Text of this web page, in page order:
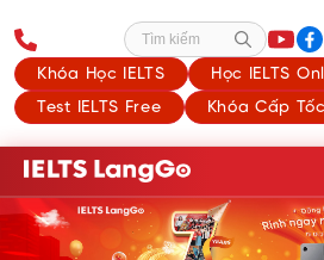
Khóa Học IELTS
Học IELTS
Test IELTS Free
Khóa Cấp Tốc
Tìm kiếm